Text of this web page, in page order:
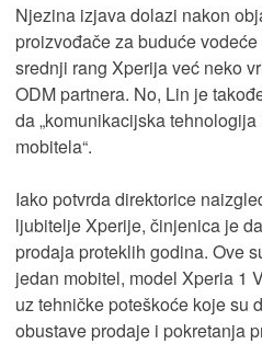
Njezina izjava dolazi nakon
proizvođače za buduće
srednji rang Xperija već neko
ODM partnera. No, Lin je
da „komunikacijska
mobitela“.
Iako potvrda direktorice
ljubitelje Xperije, činjenica je
prodaja proteklih godina. Ove
jedan mobitel, model Xperia 1
uz tehničke poteškoće koje su
obustave prodaje i pokretanja